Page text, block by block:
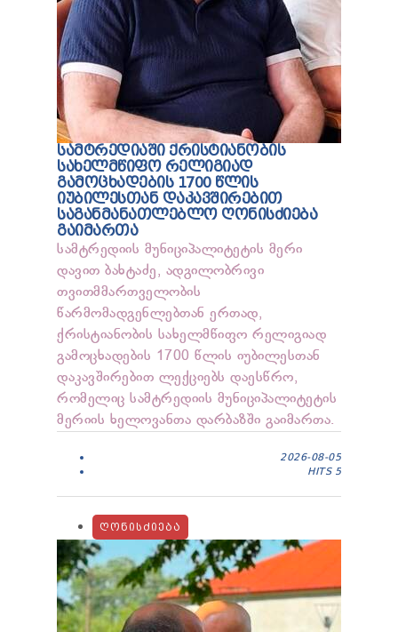
ᲡᲐᲛᲢᲠᲔᲓᲘᲐᲨᲘ ᲥᲠᲘᲡᲢᲘᲐᲜᲝᲑᲘᲡ
ᲡᲐᲮᲔᲚᲛᲬᲘᲤᲝ ᲠᲔᲚᲘᲒᲘᲐᲓ
ᲒᲐᲛᲝᲪᲮᲐᲓᲔᲑᲘᲡ 1700 ᲬᲚᲘᲡ
ᲘᲣᲑᲘᲚᲔᲡᲗᲐᲜ ᲓᲐᲙᲐᲕᲨᲘᲠᲔᲑᲘᲗ
ᲡᲐᲒᲐᲜᲛᲐᲜᲐᲗᲚᲔᲑᲚᲝ ᲦᲝᲜᲘᲡᲫᲘᲔᲑᲐ
ᲒᲐᲘᲛᲐᲠᲗᲐ
სამტრედიის მუნიციპალიტეტის მერი
დავით ბახტაძე, ადგილობრივი
თვითმმართველობის
წარმომადგენლებთან ერთად,
ქრისტიანობის სახელმწიფო რელიგიად
გამოცხადების 1700 წლის იუბილესთან
დაკავშირებით ლექციებს დაესწრო,
რომელიც სამტრედიის მუნიციპალიტეტის
მერიის ხელოვანთა დარბაზში გაიმართა.
2026-08-05
HITS 5
ᲦᲝᲜᲘᲡᲫᲘᲔᲑᲐ